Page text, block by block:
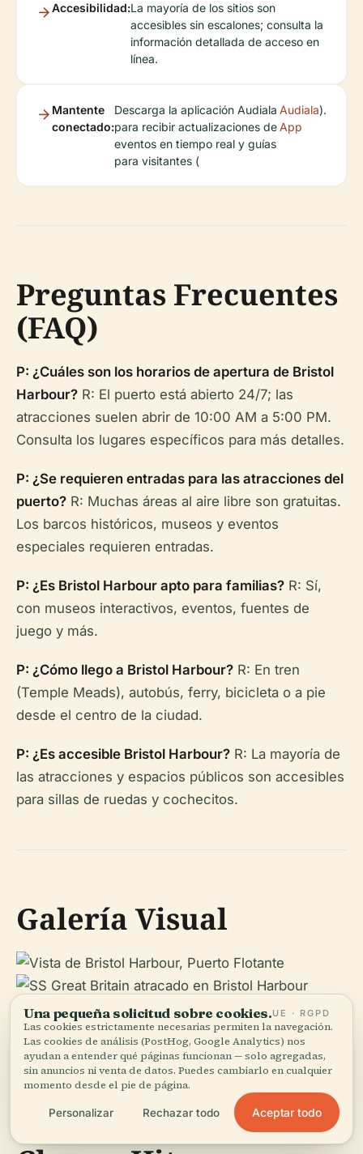
Accesibilidad:La mayoría de los sitios son
accesibles sin escalones; consulta la
información detallada de acceso en
línea.
Mantente
conectado:
Descarga la aplicación Audiala
para recibir actualizaciones de
eventos en tiempo real y guías
para visitantes (
Audiala
App
).
Preguntas Frecuentes
(FAQ)
P: ¿Cuáles son los horarios de apertura de Bristol
Harbour? R: El puerto está abierto 24/7; las
atracciones suelen abrir de 10:00 AM a 5:00 PM.
Consulta los lugares específicos para más detalles.
P: ¿Se requieren entradas para las atracciones del
puerto? R: Muchas áreas al aire libre son gratuitas.
Los barcos históricos, museos y eventos
especiales requieren entradas.
P: ¿Es Bristol Harbour apto para familias? R: Sí,
con museos interactivos, eventos, fuentes de
juego y más.
P: ¿Cómo llego a Bristol Harbour? R: En tren
(Temple Meads), autobús, ferry, bicicleta o a pie
desde el centro de la ciudad.
P: ¿Es accesible Bristol Harbour? R: La mayoría de
las atracciones y espacios públicos son accesibles
para sillas de ruedas y cochecitos.
Galería Visual
Eventos Históricos
Una pequeña solicitud sobre cookies.UE · RGPD
Las cookies estrictamente necesarias permiten la navegación.
Las cookies de análisis (PostHog, Google Analytics) nos
ayudan a entender qué páginas funcionan — solo agregadas,
sin anuncios ni venta de datos. Puedes cambiarlo en cualquier
momento desde el pie de página.
Personalizar Rechazar todo Aceptar todo